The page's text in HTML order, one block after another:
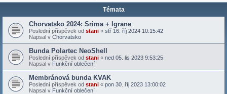
Témata
Chorvatsko 2024: Srima + Igrane
Poslední příspěvek od stani « stř 16. říj 2024 10:15:42
Napsal v Chorvatsko
Bunda Polartec NeoShell
Poslední příspěvek od stani « ned 05. lis 2023 9:53:25
Napsal v Funkční oblečení
Membránová bunda KVAK
Poslední příspěvek od stani « pon 30. říj 2023 13:00:02
Napsal v Funkční oblečení